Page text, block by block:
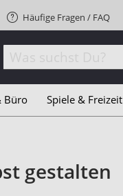
Häufige Fragen / FAQ
Büro Spiele & Freizeit
gestalten